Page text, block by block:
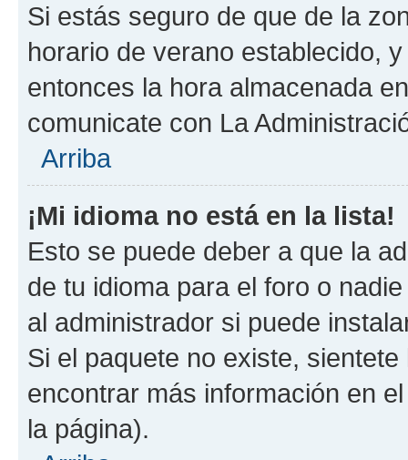
Si estás seguro de que de la
horario de verano establecido,
entonces la hora almacenada
comunicate con La
Arriba
¡Mi idioma no está en la lista!
Esto se puede deber a que la
de tu idioma para el foro o
al administrador si puede
Si el paquete no existe,
encontrar más información en
la página).